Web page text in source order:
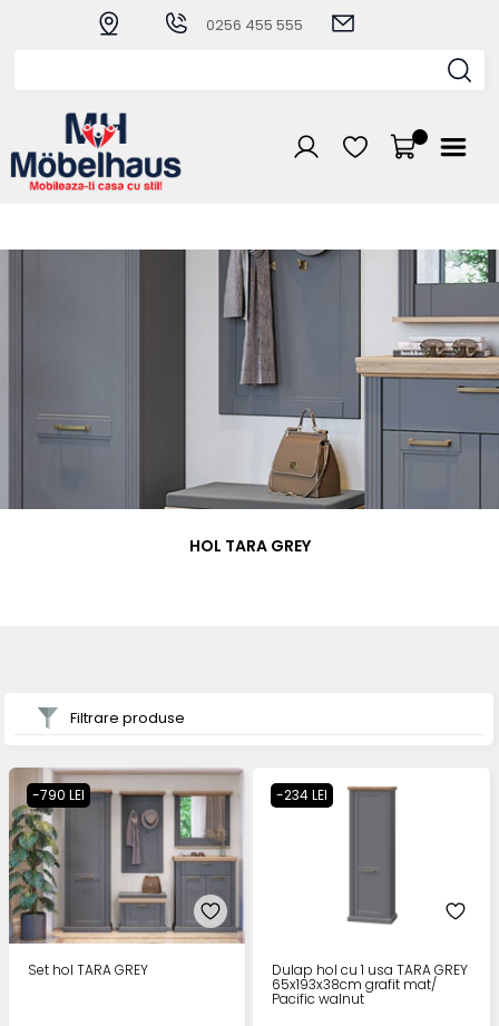
0256 455 555
HOL TARA GREY
Filtrare produse
-790 LEI
Set hol TARA GREY
-234 LEI
Dulap hol cu 1 usa TARA GREY
65x193x38cm grafit mat/
Pacific walnut